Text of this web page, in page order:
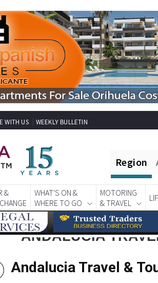
WITH US WEEKLY BULLETIN
Region
&
WHAT'S ON &
WHERE TO GO
MOTORING
& TRAVEL
ANDALUCIA
Andalucia Travel &